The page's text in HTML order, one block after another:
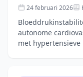
24 februari 2026
autonome
met